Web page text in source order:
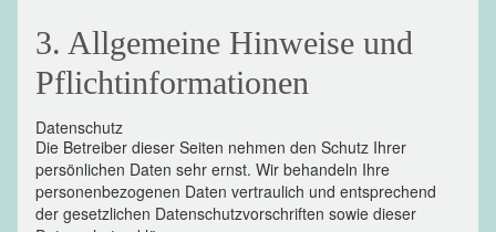
3. Allgemeine Hinweise und
Pflichtinformationen
Datenschutz
Die Betreiber dieser Seiten nehmen den Schutz Ihrer
persönlichen Daten sehr ernst. Wir behandeln Ihre
personenbezogenen Daten vertraulich und entsprechend
der gesetzlichen Datenschutzvorschriften sowie dieser